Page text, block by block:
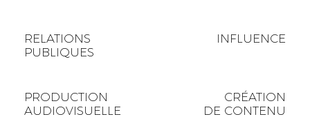
RELATIONS
PUBLIQUES
INFLUENCE
PRODUCTION
AUDIOVISUELLE
CRÉATION
DE CONTENU